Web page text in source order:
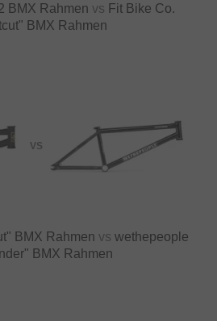
BMX Rahmen vs Fit Bike Co.
BMX Rahmen
VS
BMX Rahmen vs wethepeople
BMX Rahmen